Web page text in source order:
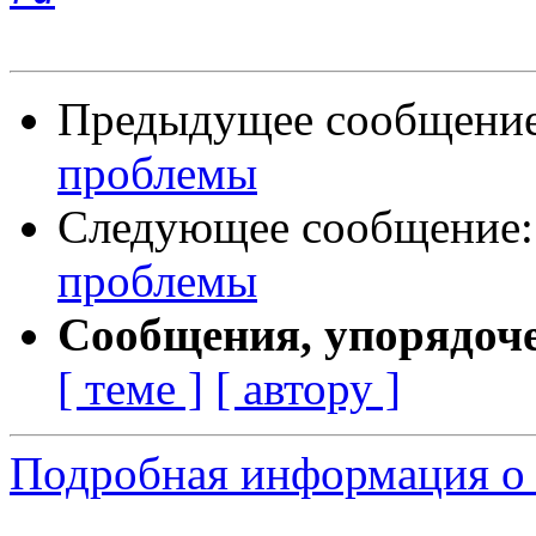
Предыдущее
проблемы
Следующее
проблемы
Сообщения,
[ теме ] [ автору ]
Подробная информация